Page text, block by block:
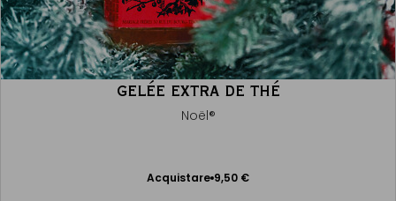
GELÉE EXTRA DE THÉ
Noël®
Acquistare 9,50 €
Aggiungere